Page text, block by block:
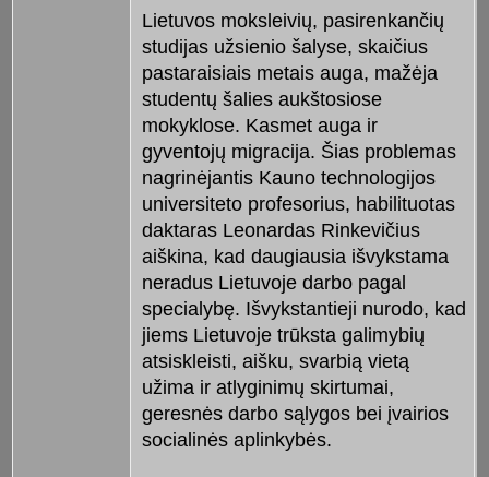
Lietuvos moksleivių, pasirenkančių
studijas užsienio šalyse, skaičius
pastaraisiais metais auga, mažėja
studentų šalies aukštosiose
mokyklose. Kasmet auga ir
gyventojų migracija. Šias problemas
nagrinėjantis Kauno technologijos
universiteto profesorius, habilituotas
daktaras Leonardas Rinkevičius
aiškina, kad daugiausia išvykstama
neradus Lietuvoje darbo pagal
specialybę. Išvykstantieji nurodo, kad
jiems Lietuvoje trūksta galimybių
atsiskleisti, aišku, svarbią vietą
užima ir atlyginimų skirtumai,
geresnės darbo sąlygos bei įvairios
socialinės aplinkybės.